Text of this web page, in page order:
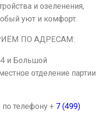
и озеленения,
уют и комфорт.
ПО АДРЕСАМ:
и Большой
отделение партии
телефону + 7 (499)